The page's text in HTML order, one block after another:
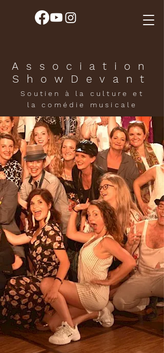
Association
ShowDevant
Soutien à la culture et
la comédie musicale